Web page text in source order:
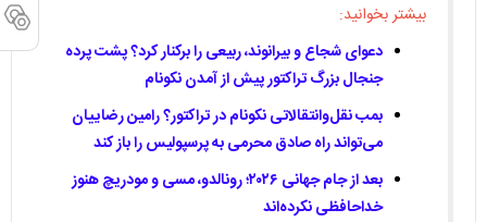
بیشتر بخوانید:
دعوای شجاع و بیرانوند، ربیعی را برکنار کرد؟ پشت پرده
جنجال بزرگ تراکتور پیش از آمدن نکونام
بمب نقل‌وانتقالاتی نکونام در تراکتور؟ رامین رضاییان
می‌تواند راه صادق محرمی به پرسپولیس را باز کند
بعد از جام جهانی ۲۰۲۶؛ رونالدو، مسی و مودریچ هنوز
خداحافظی نکرده‌اند